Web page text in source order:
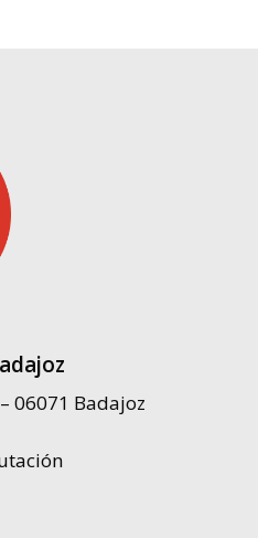
06071 Badajoz